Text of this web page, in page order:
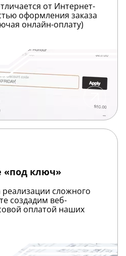
от Интернет-
оформления заказа
онлайн-оплату)
«под ключ»
сложного
создадим веб-
оплатой наших